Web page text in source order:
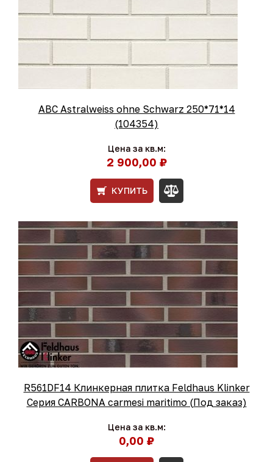
ABC Astralweiss ohne Schwarz 250*71*14
(104354)
Цена за кв.м:
2 900,00 ₽
КУПИТЬ
R561DF14 Клинкерная плитка Feldhaus Klinker
Серия CARBONA carmesi maritimo (Под заказ)
Цена за кв.м:
0,00 ₽